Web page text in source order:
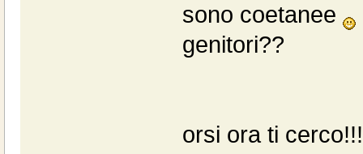
sono coetanee
genitori??
orsi ora ti cerco!!!